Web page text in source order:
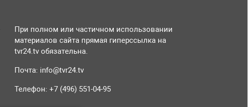
При полном или частичном использовании
материалов сайта прямая гиперссылка на
tvr24.tv обязательна.
Почта: info@tvr24.tv
Телефон: +7 (496) 551-04-95